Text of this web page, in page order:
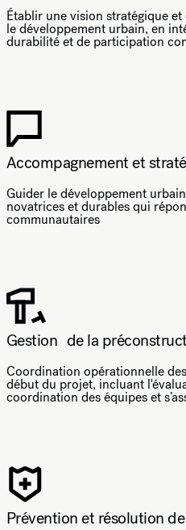
Établir une vision stratégique
le développement urbain, en
durabilité et de participation
Accompagnement et
Guider le développement
novatrices et durables qui
communautaires
Gestion de la
Coordination opérationnelle
début du projet, incluant
coordination des équipes et
Prévention et résolution